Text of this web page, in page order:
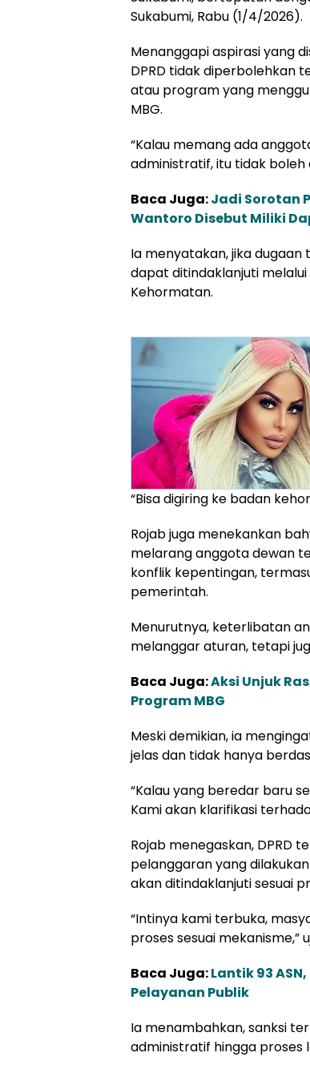
Sukabumi, Rabu (1/4/2026).
Menanggapi aspirasi yang
DPRD tidak diperbolehkan
atau program yang
MBG.
“Kalau memang ada
administratif, itu tidak boleh
Baca Juga:Jadi Sorotan
Wantoro Disebut Miliki
Ia menyatakan, jika
dapat ditindaklanjuti melalui
Kehormatan.
“Bisa digiring ke badan
Rojab juga menekankan
melarang anggota dewan
konflik kepentingan,
pemerintah.
Menurutnya, keterlibatan
melanggar aturan, tetapi
Baca Juga:Aksi Unjuk
Program MBG
Meski demikian, ia
jelas dan tidak hanya
“Kalau yang beredar baru
Kami akan klarifikasi
Rojab menegaskan, DPRD
pelanggaran yang
akan ditindaklanjuti sesuai
“Intinya kami terbuka,
proses sesuai mekanisme,”
Baca Juga:Lantik 93
Pelayanan Publik
Ia menambahkan, sanksi
administratif hingga proses